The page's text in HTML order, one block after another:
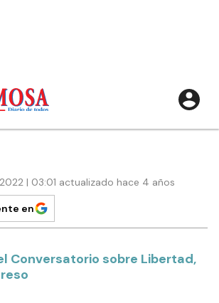
| 03:01 actualizado hace 4 años
en
Conversatorio sobre Libertad,